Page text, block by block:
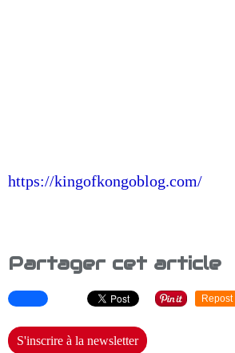
https://kingofkongoblog.com/
Partager cet article
Repost
S'inscrire à la newsletter